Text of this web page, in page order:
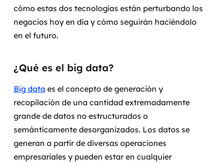
Modernização tecnológica
Arquitetura de soluções
UX / UI design
Sustentar operações com eficiência
Sustentação de aplicações
cómo estas dos tecnologías están perturbando los
negocios hoy en día y cómo seguirán haciéndolo
en el futuro.
¿Qué es el big data?
Big data es el concepto de generación y
recopilación de una cantidad extremadamente
grande de datos no estructurados o
semánticamente desorganizados. Los datos se
generan a partir de diversas operaciones
empresariales y pueden estar en cualquier